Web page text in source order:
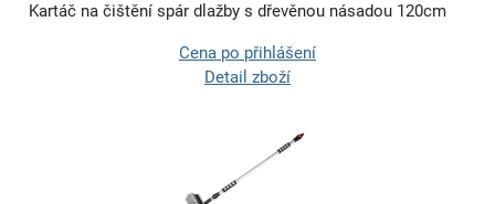
Kartáč na čištění spár dlažby s dřevěnou násadou 120cm
Cena po přihlášení
Detail zboží